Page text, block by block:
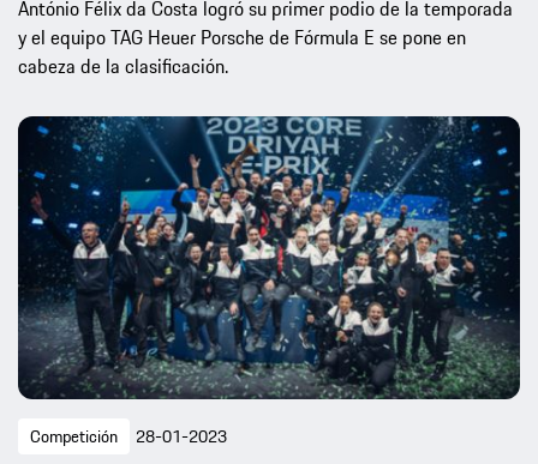
António Félix da Costa logró su primer podio de la temporada
y el equipo TAG Heuer Porsche de Fórmula E se pone en
cabeza de la clasificación.
Competición 28-01-2023